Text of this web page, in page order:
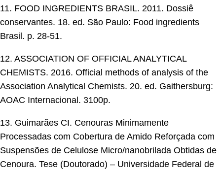
11. FOOD INGREDIENTS BRASIL. 2011. Dossiê
conservantes. 18. ed. São Paulo: Food ingredients
Brasil. p. 28-51.
12. ASSOCIATION OF OFFICIAL ANALYTICAL
CHEMISTS. 2016. Official methods of analysis of the
Association Analytical Chemists. 20. ed. Gaithersburg:
AOAC Internacional. 3100p.
13. Guimarães CI. Cenouras Minimamente
Processadas com Cobertura de Amido Reforçada com
Suspensões de Celulose Micro/nanobrilada Obtidas de
Cenoura. Tese (Doutorado) – Universidade Federal de